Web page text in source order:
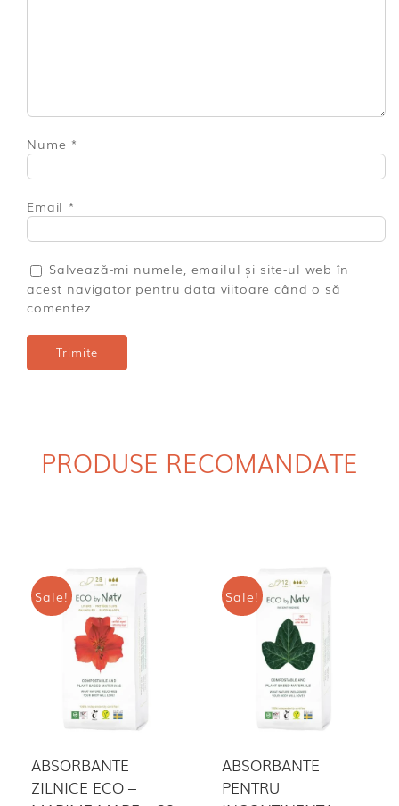
Nume *
Email *
Salvează-mi numele, emailul și site-ul web în
acest navigator pentru data viitoare când o să
comentez.
PRODUSE RECOMANDATE
Sale!
ABSORBANTE
ZILNICE ECO –
Sale!
ABSORBANTE
PENTRU